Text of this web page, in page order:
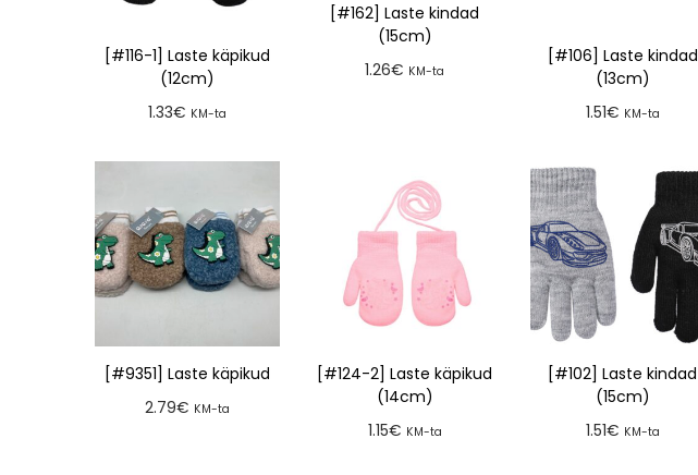
[#116-1] Laste käpikud
(12cm)
1.33€ KM-ta
[#162] Laste kindad
(15cm)
1.26€ KM-ta
[#106] Laste kindad
(13cm)
1.51€ KM-ta
[#9351] Laste käpikud
2.79€ KM-ta
[#124-2] Laste käpikud
(14cm)
1.15€ KM-ta
[#102] Laste kindad
(15cm)
1.51€ KM-ta